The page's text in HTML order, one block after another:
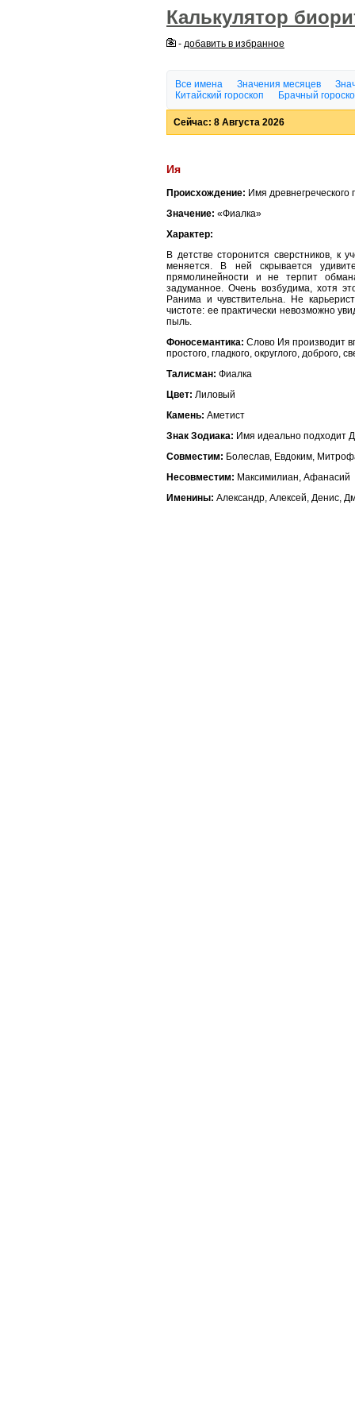
Калькулятор
- добавить в избранное
Все имена Значения месяцев
Китайский гороскоп
Брачный
Сейчас: 8 Августа 2026
Ия
Происхождение: Имя
Значение: «Фиалка»
Характер:
В детстве сторонится сверстников, к
меняется. В ней скрывается
прямолинейности и не терпит
задуманное. Очень возбудима, хотя
Ранима и чувствительна. Не
чистоте: ее практически невозможно
пыль.
Фоносемантика: Слово Ия производит
простого, гладкого, округлого, доброго,
Талисман: Фиалка
Цвет: Лиловый
Камень: Аметист
Знак Зодиака: Имя идеально подходит
Совместим: Болеслав, Евдоким,
Несовместим: Максимилиан, Афанасий
Именины: Александр, Алексей, Денис,